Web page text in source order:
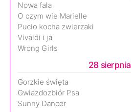
Nowa fala
O czym wie Marielle
Pucio kocha zwierzaki
Vivaldi i ja
Wrong Girls
28 sierpnia
Gorzkie święta
Gwiazdozbiór Psa
Sunny Dancer